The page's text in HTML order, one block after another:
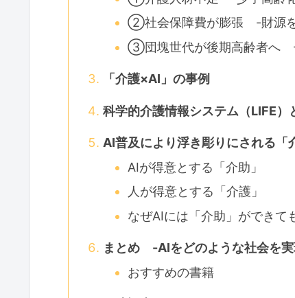
②社会保障費が膨張 -財源
③団塊世代が後期高齢者へ
「介護×AI」の事例
科学的介護情報システム（LIFE）
AI普及により浮き彫りにされる「
AIが得意とする「介助」
人が得意とする「介護」
なぜAIには「介助」ができて
まとめ -AIをどのような社会を
おすすめの書籍